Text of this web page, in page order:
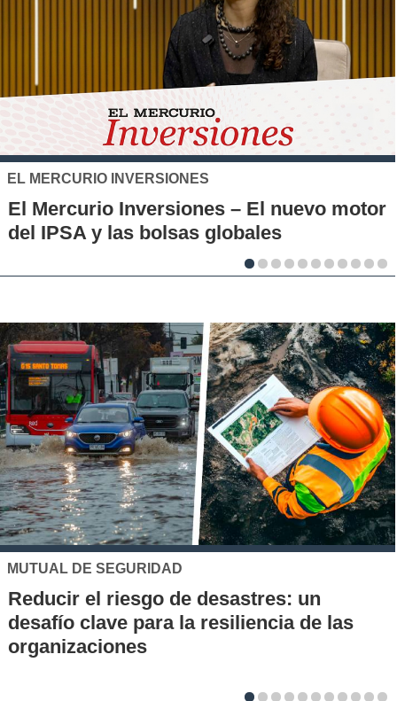
SANTO TOMÁS
IP-CFT Santo Tomás y Red de Hubs
Municipales firman alianza para impulsar
la innovación en los territorios
UC
Los 70 años de la Carrera de Química de
la UC: Conoce su historia, hitos y aporte
al desarrollo científico del país